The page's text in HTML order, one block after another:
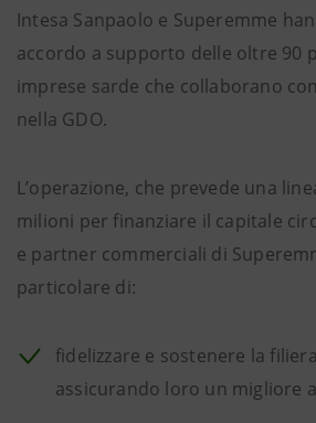
Intesa Sanpaolo e Superemme
accordo a supporto delle oltre 90
imprese sarde che collaborano
nella GDO.
L’operazione, che prevede una
milioni per finanziare il capitale
e partner commerciali di
particolare di:
fidelizzare e sostenere la
assicurando loro un migliore